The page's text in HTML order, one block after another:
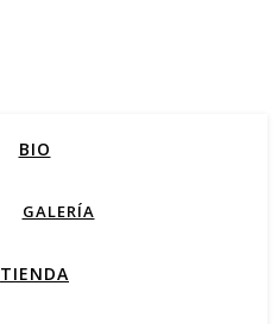
BIO
GALERÍA
TIENDA